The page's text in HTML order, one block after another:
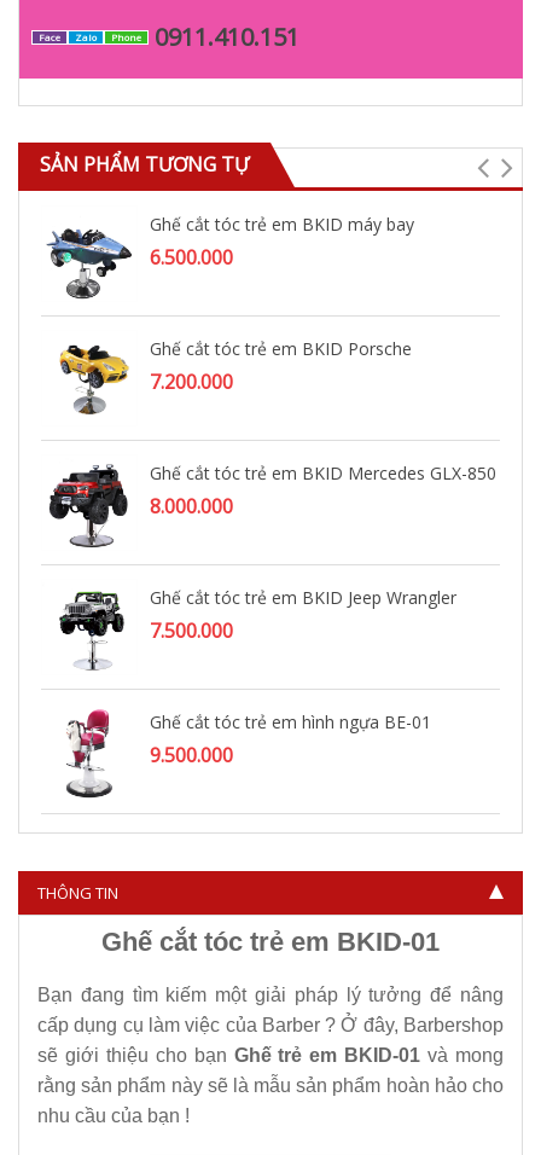
Face Zalo Phone 0911.410.151
SẢN PHẨM TƯƠNG TỰ
Ghế cắt tóc trẻ em BKID máy bay
6.500.000
Ghế cắt tóc trẻ em BKID Porsche
7.200.000
Ghế cắt tóc trẻ em BKID Mercedes GLX-850
8.000.000
Ghế cắt tóc trẻ em BKID Jeep Wrangler
7.500.000
Ghế cắt tóc trẻ em hình ngựa BE-01
9.500.000
5.400.000
THÔNG TIN
Ghế cắt tóc trẻ em BKID-01
Bạn đang tìm kiếm một giải pháp lý tưởng để nâng
cấp dụng cụ làm việc của Barber ? Ở đây, Barbershop
sẽ giới thiệu cho bạn Ghế trẻ em BKID-01và mong
rằng sản phẩm này sẽ là mẫu sản phẩm hoàn hảo cho
nhu cầu của bạn !